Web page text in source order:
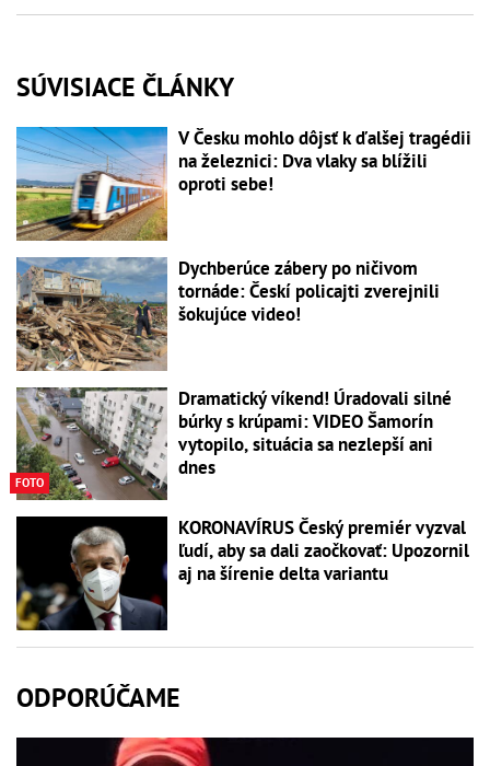
SÚVISIACE ČLÁNKY
V Česku mohlo dôjsť k ďalšej tragédii
na železnici: Dva vlaky sa blížili
oproti sebe!
Dychberúce zábery po ničivom
tornáde: Českí policajti zverejnili
šokujúce video!
FOTO
Dramatický víkend! Úradovali silné
búrky s krúpami: VIDEO Šamorín
vytopilo, situácia sa nezlepší ani
dnes
KORONAVÍRUS Český premiér vyzval
ľudí, aby sa dali zaočkovať: Upozornil
aj na šírenie delta variantu
ODPORÚČAME